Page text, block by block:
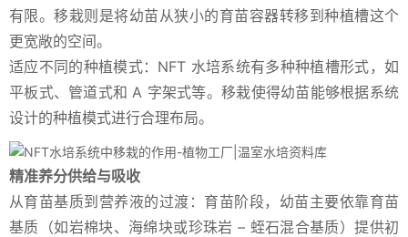
有限。移栽则是将幼苗从狭小的育苗容器转移到种植槽这个
更宽敞的空间。
适应不同的种植模式：NFT 水培系统有多种种植槽形式，如
平板式、管道式和 A 字架式等。移栽使得幼苗能够根据系统
设计的种植模式进行合理布局。
精准养分供给与吸收
从育苗基质到营养液的过渡：育苗阶段，幼苗主要依靠育苗
基质（如岩棉块、海绵块或珍珠岩 – 蛭石混合基质）提供初